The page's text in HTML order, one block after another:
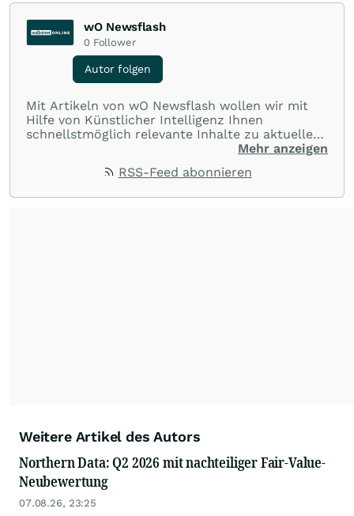
wO Newsflash
0 Follower
Autor folgen
Mit Artikeln von wO Newsflash wollen wir mit
Hilfe von Künstlicher Intelligenz Ihnen
schnellstmöglich relevante Inhalte zu aktuellen
Ereignissen rund um Börse, Finanzmärkte aus
Mehr anzeigen
RSS-Feed abonnieren
Weitere Artikel des Autors
Northern Data: Q2 2026 mit nachteiliger Fair-Value-
Neubewertung
07.08.26, 23:25